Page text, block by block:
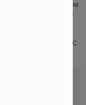
Зелената карта Има
зад граница. Ако е
25% по ниска,
сертификат. Нали
при пътуване в ЕС.
вече онлайн.